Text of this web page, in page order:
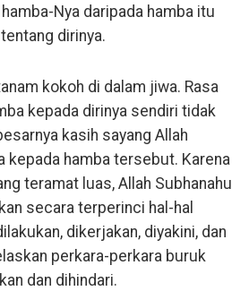
Nya daripada hamba itu
dirinya.
kokoh di dalam jiwa. Rasa
kepada dirinya sendiri tidak
kasih sayang Allah
kepada hamba tersebut. Karena
teramat luas, Allah Subhanahu
secara terperinci hal-hal
dikerjakan, diyakini, dan
perkara-perkara buruk
dan dihindari.